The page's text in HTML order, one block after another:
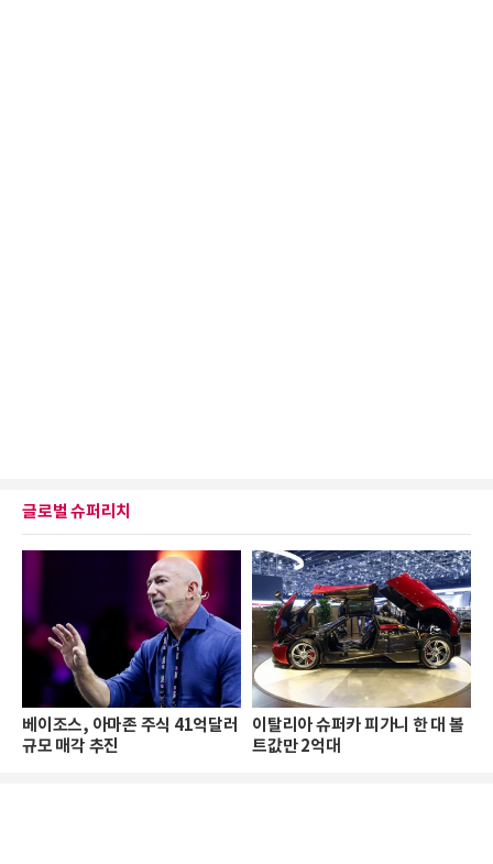
글로벌 슈퍼리치
베이조스, 아마존 주식 41억달러
규모 매각 추진
이탈리아 슈퍼카 피가니 한 대 볼
트값만 2억대